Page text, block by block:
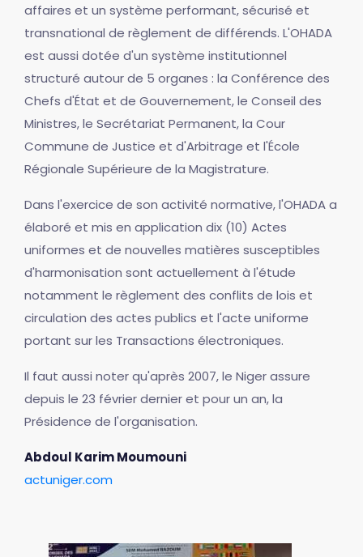
affaires et un système performant, sécurisé et
transnational de règlement de différends. L'OHADA
est aussi dotée d'un système institutionnel
structuré autour de 5 organes : la Conférence des
Chefs d'État et de Gouvernement, le Conseil des
Ministres, le Secrétariat Permanent, la Cour
Commune de Justice et d'Arbitrage et l'École
Régionale Supérieure de la Magistrature.
Dans l'exercice de son activité normative, l'OHADA a
élaboré et mis en application dix (10) Actes
uniformes et de nouvelles matières susceptibles
d'harmonisation sont actuellement à l'étude
notamment le règlement des conflits de lois et
circulation des actes publics et l'acte uniforme
portant sur les Transactions électroniques.
Il faut aussi noter qu'après 2007, le Niger assure
depuis le 23 février dernier et pour un an, la
Présidence de l'organisation.
Abdoul Karim Moumouni
actuniger.com